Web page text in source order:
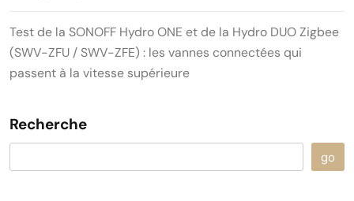
Test de la SONOFF Hydro ONE et de la Hydro DUO Zigbee
(SWV-ZFU / SWV-ZFE) : les vannes connectées qui
passent à la vitesse supérieure
Recherche
go